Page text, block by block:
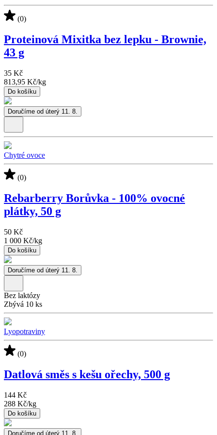
(0)
Proteinová Mixitka bez lepku - Brownie,
43 g
35 Kč
813,95 Kč/kg
Do košíku
Doručíme od úterý 11. 8.
Chytré ovoce
(0)
Rebarberry Borůvka - 100% ovocné
plátky, 50 g
50 Kč
1 000 Kč/kg
Do košíku
Doručíme od úterý 11. 8.
Bez laktózy
Zbývá 10 ks
Lyopotraviny
(0)
Datlová směs s kešu ořechy, 500 g
144 Kč
288 Kč/kg
Do košíku
Doručíme od úterý 11. 8.